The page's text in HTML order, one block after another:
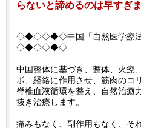
らないと諦めるのは早すぎま
◇◆◇◇◆◇中国「自然医学療法
◇◆◇◇◆◇
中国整体に基づき、整体、火療
ボ、経絡に作用させ、筋肉のコリ
脊椎血液循環を整え、自然治癒
抜き治療します。
痛みもなく、副作用もなく、そ